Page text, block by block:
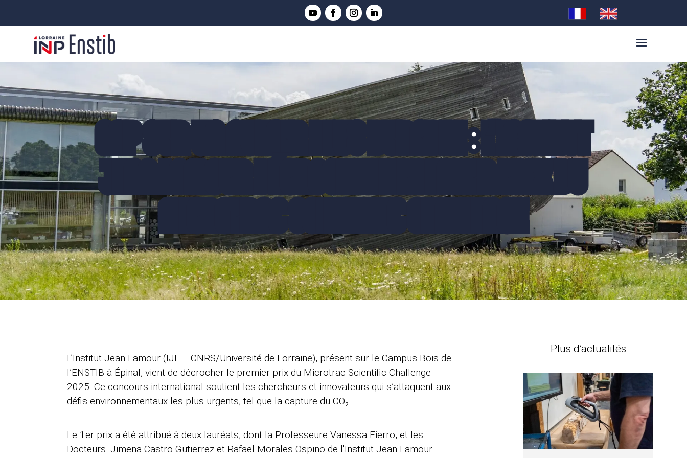
CAP SUR UN AVENIR PLUS DURABLE : L’INSTITUT
JEAN LAMOUR DÉCROCHE LE PREMIER PRIX DU
MICROTRAC SCIENTIFIC CHALLENGE
L’Institut Jean Lamour (IJL – CNRS/Université de Lorraine), présent sur le Campus Bois de
l’ENSTIB à Épinal, vient de décrocher le premier prix du Microtrac Scientific Challenge
2025. Ce concours international soutient les chercheurs et innovateurs qui s’attaquent aux
défis environnementaux les plus urgents, tel que la capture du CO₂.
Le 1er prix a été attribué à deux lauréats, dont la Professeure Vanessa Fierro, et les
Docteurs. Jimena Castro Gutierrez et Rafael Morales Ospino de l'Institut Jean Lamour
Plus d’actualités